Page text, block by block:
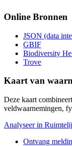
Online Bronnen
JSON (data
GBIF
Biodiversity
Trove
Kaart van
Deze kaart
veldwaarnemingen,
Analyseer in
Ontvang